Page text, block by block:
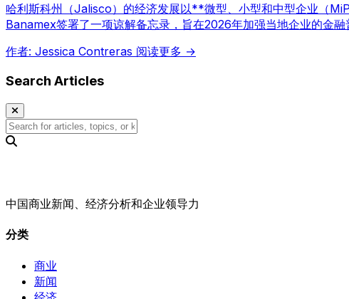
哈利斯科州（Jalisco）的经济发展以**微型、小型和中型企业（
Banamex签署了一项谅解备忘录，旨在2026年加强当地企业的金融
作者: Jessica Contreras 阅读更多 →
Search Articles
中国商业新闻、经济分析和企业领导力
分类
商业
新闻